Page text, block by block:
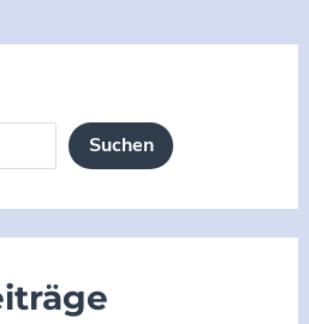
Suchen